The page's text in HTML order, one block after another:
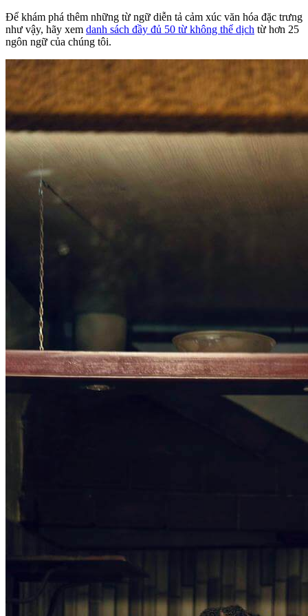
Để khám phá thêm những từ ngữ diễn tả cảm xúc văn hóa đặc trưng
như vậy, hãy xem danh sách đầy đủ 50 từ không thể dịch từ hơn 25
ngôn ngữ của chúng tôi.